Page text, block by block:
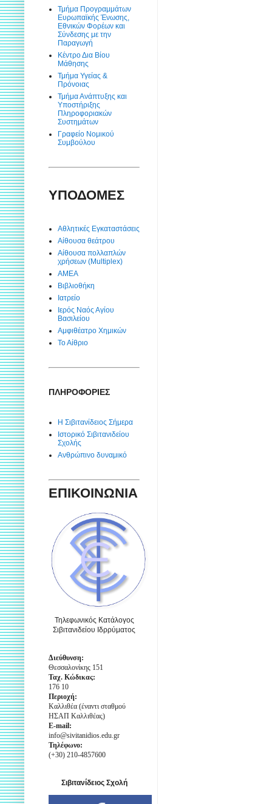
Τμήμα Προγραμμάτων
Ευρωπαϊκής Ένωσης,
Εθνικών Φορέων και
Σύνδεσης με την
Παραγωγή
Κέντρο Δια Βίου
Μάθησης
Τμήμα Υγείας &
Πρόνοιας
Τμήμα Ανάπτυξης και
Υποστήριξης
Πληροφοριακών
Συστημάτων
Γραφείο Νομικού
Συμβούλου
ΥΠΟΔΟΜΕΣ
Αθλητικές Εγκαταστάσεις
Αίθουσα θεάτρου
Αίθουσα πολλαπλών
χρήσεων (Multiplex)
ΑΜΕΑ
Βιβλιοθήκη
Ιατρείο
Ιερός Ναός Αγίου
Βασιλείου
Αμφιθέατρο Χημικών
Το Αίθριο
ΠΛΗΡΟΦΟΡΙΕΣ
Η Σιβιτανίδειος Σήμερα
Ιστορικό Σιβιτανιδείου
Σχολής
Ανθρώπινο δυναμικό
ΕΠΙΚΟΙΝΩΝΙΑ
Τηλεφωνικός Κατάλογος
Σιβιτανιδείου Ιδρρύματος
Διεύθυνση:
Θεσσαλονίκης 151
Ταχ. Κώδικας:
176 10
Περιοχή:
Καλλιθέα (έναντι σταθμού
ΗΣΑΠ Καλλιθέας)
E-mail:
info@sivitanidios.edu.gr
Τηλέφωνο:
(+30) 210-4857600
Σιβιτανίδειος Σχολή